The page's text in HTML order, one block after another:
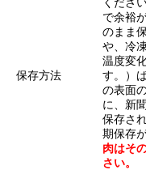
保存方法
で余裕
のまま
や、冷
温度変
す。）
の表面
に、新
保存さ
期保存
肉はそ
さい。